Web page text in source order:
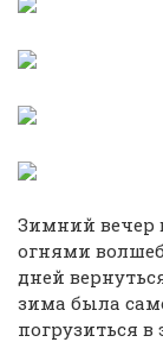
Зимний вечер
огнями
дней
зима была
погрузиться